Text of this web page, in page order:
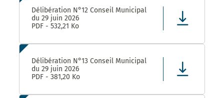
Délibération N°12 Conseil Municipal
du 29 juin 2026
PDF - 532,21 Ko
Délibération N°13 Conseil Municipal
du 29 juin 2026
PDF - 381,20 Ko